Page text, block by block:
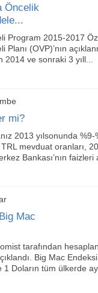
Öncelik
Program 2015-2017
Planı (OVP)’nın
2014 ve sonraki 3 yıll...
mi?
2013 yılsonunda %9-
mevduat oranları,
Bankası’nın faizleri
Mac
tarafından
Big Mac
Doların tüm ülkerde